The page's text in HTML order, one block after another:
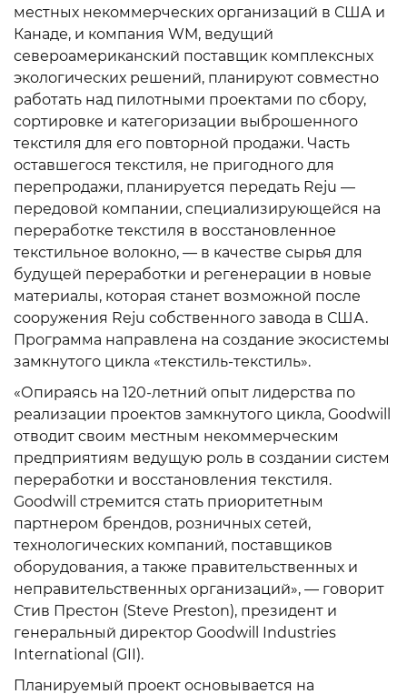
местных некоммерческих организаций в США и
Канаде, и компания WM, ведущий
североамериканский поставщик комплексных
экологических решений, планируют совместно
работать над пилотными проектами по сбору,
сортировке и категоризации выброшенного
текстиля для его повторной продажи. Часть
оставшегося текстиля, не пригодного для
перепродажи, планируется передать Reju —
передовой компании, специализирующейся на
переработке текстиля в восстановленное
текстильное волокно, — в качестве сырья для
будущей переработки и регенерации в новые
материалы, которая станет возможной после
сооружения Reju собственного завода в США.
Программа направлена на создание экосистемы
замкнутого цикла «текстиль-текстиль».
«Опираясь на 120-летний опыт лидерства по
реализации проектов замкнутого цикла, Goodwill
отводит своим местным некоммерческим
предприятиям ведущую роль в создании систем
переработки и восстановления текстиля.
Goodwill стремится стать приоритетным
партнером брендов, розничных сетей,
технологических компаний, поставщиков
оборудования, а также правительственных и
неправительственных организаций», — говорит
Стив Престон (Steve Preston), президент и
генеральный директор Goodwill Industries
International (GII).
Планируемый проект основывается на